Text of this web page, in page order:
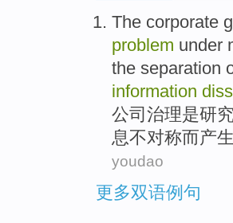
The corporate
problem under
the separation
information
公司 治理是研究
息不对称而产生
youdao
更多双语例句